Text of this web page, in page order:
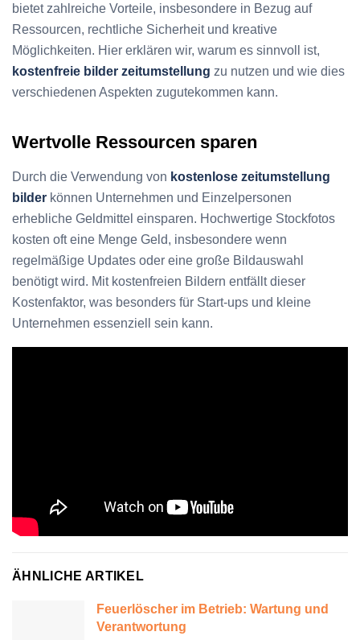
bietet zahlreiche Vorteile, insbesondere in Bezug auf
Ressourcen, rechtliche Sicherheit und kreative
Möglichkeiten. Hier erklären wir, warum es sinnvoll ist,
kostenfreie bilder zeitumstellung zu nutzen und wie dies
verschiedenen Aspekten zugutekommen kann.
Wertvolle Ressourcen sparen
Durch die Verwendung von kostenlose zeitumstellung
bilder können Unternehmen und Einzelpersonen
erhebliche Geldmittel einsparen. Hochwertige Stockfotos
kosten oft eine Menge Geld, insbesondere wenn
regelmäßige Updates oder eine große Bildauswahl
benötigt wird. Mit kostenfreien Bildern entfällt dieser
Kostenfaktor, was besonders für Start-ups und kleine
Unternehmen essenziell sein kann.
ÄHNLICHE ARTIKEL
Feuerlöscher im Betrieb: Wartung und
Verantwortung